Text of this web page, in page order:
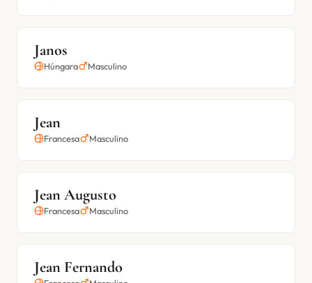
Janos
Húngara Masculino
Jean
Francesa Masculino
Jean Augusto
Francesa Masculino
Jean Fernando